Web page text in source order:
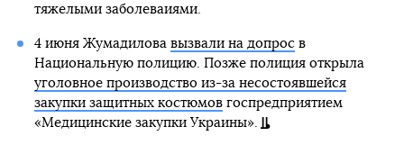
тяжелыми заболеваиями.
4 июня Жумадилова вызвали на допросв
Национальную полицию. Позже полиция открыла
уголовное производство из-за несостоявшейся
закупки защитных костюмовгоспредприятием
«Медицинские закупки Украины».